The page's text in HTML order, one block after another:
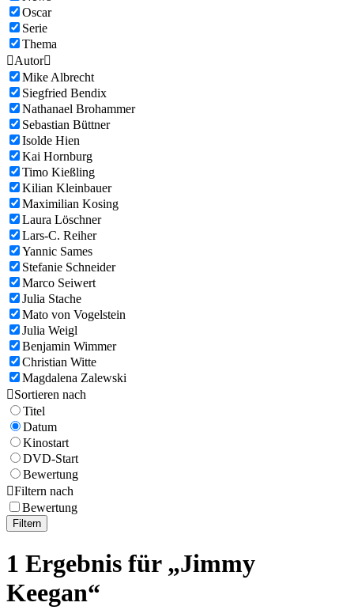
Oscar
Serie
Thema
Autor
Mike Albrecht
Siegfried Bendix
Nathanael Brohammer
Sebastian Büttner
Isolde Hien
Kai Hornburg
Timo Kießling
Kilian Kleinbauer
Maximilian Kosing
Laura Löschner
Lars-C. Reiher
Yannic Sames
Stefanie Schneider
Marco Seiwert
Julia Stache
Mato von Vogelstein
Julia Weigl
Benjamin Wimmer
Christian Witte
Magdalena Zalewski
Sortieren nach
Titel
Datum
Kinostart
DVD-Start
Bewertung
Filtern nach
Bewertung
Filtern
1 Ergebnis für „Jimmy
Keegan“